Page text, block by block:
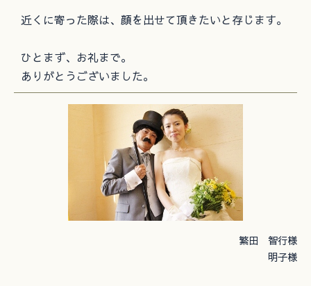
近くに寄った際は、顔を出せて頂きたいと存じます。
ひとまず、お礼まで。
ありがとうございました。
繁田 智行様
明子様